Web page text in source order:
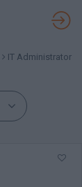
IT Administrator